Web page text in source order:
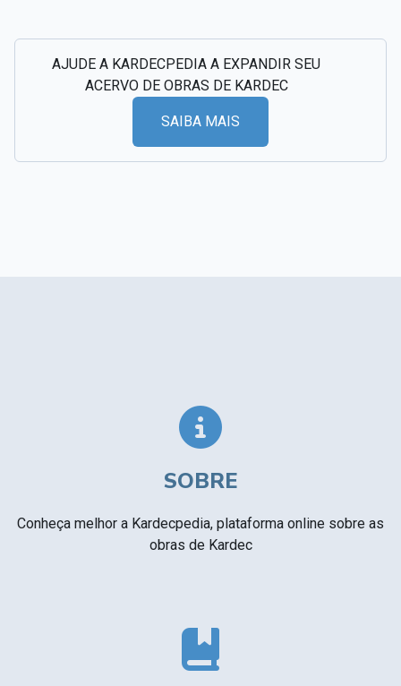
AJUDE A KARDECPEDIA A EXPANDIR SEU
ACERVO DE OBRAS DE KARDEC
SAIBA MAIS
SOBRE
Conheça melhor a Kardecpedia, plataforma online sobre as
obras de Kardec